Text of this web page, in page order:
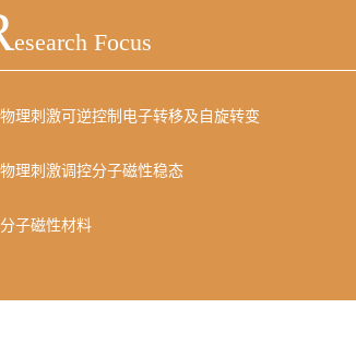
Esearch Focus
物理刺激可逆控制电子转移及自旋转变
物理刺激调控分子磁性稳态
分子磁性材料